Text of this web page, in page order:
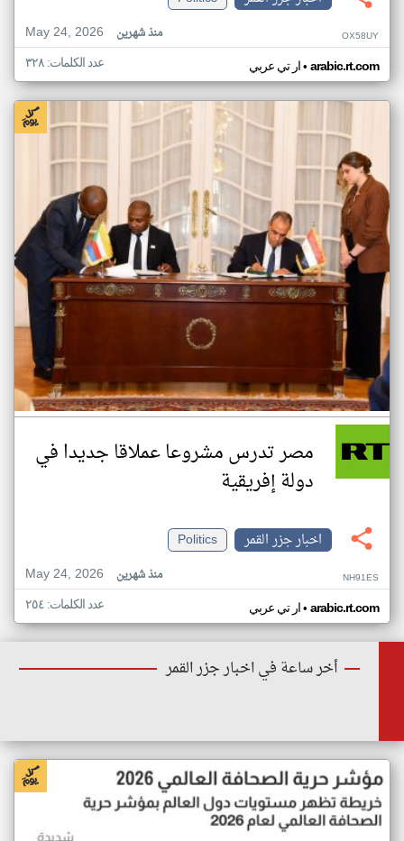
May 24, 2026
منذ شهرين OX58UY
ار تي عربي• arabic.rt.com عدد الكلمات: ٣٢٨
مصر تدرس مشروعا عملاقا جديدا في
دولة إفريقية
اخبار جزر القمر
Politics
May 24, 2026
منذ شهرين NH91ES
ار تي عربي• arabic.rt.com عدد الكلمات: ٢٥٤
أخر ساعة في اخبار جزر القمر